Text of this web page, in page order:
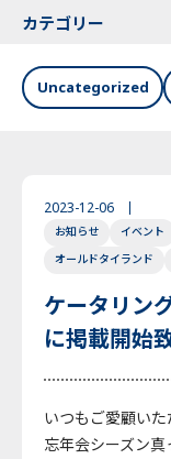
お知らせ
お問い合わせ
English
カテゴリー
Uncategorized
2023-12-06
お知らせ イベント
オールドタイランド
ケータリン
に掲載開始
いつもご愛顧いた
忘年会シーズン